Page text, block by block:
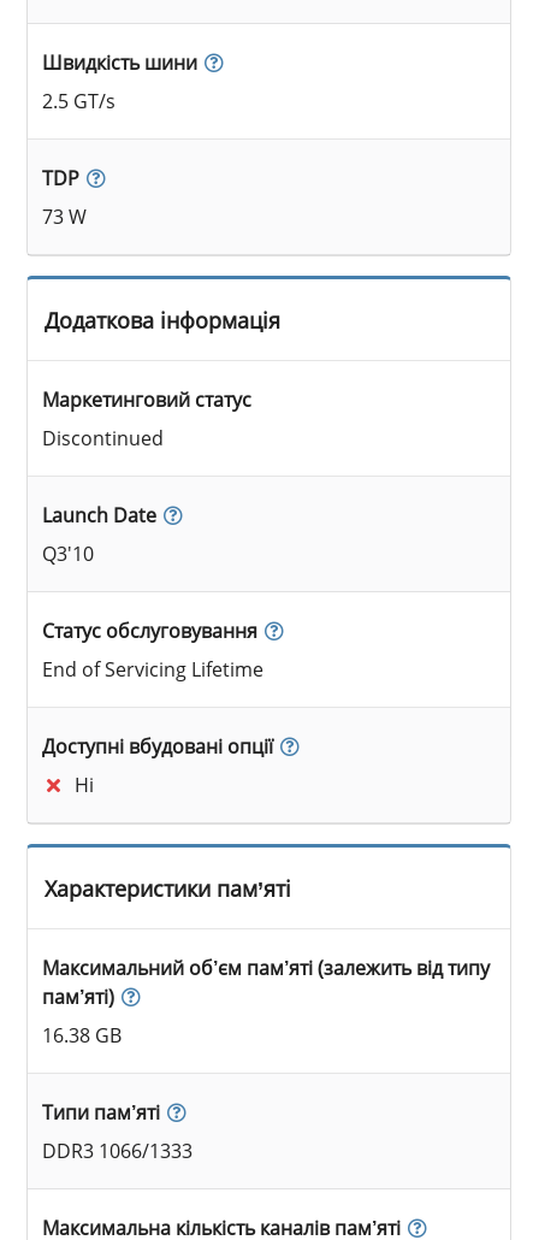
Швидкість шини
2.5 GT/s
TDP
73 W
Додаткова інформація
Маркетинговий статус
Discontinued
Launch Date
Q3'10
Статус обслуговування
End of Servicing Lifetime
Доступні вбудовані опції
Ні
Характеристики пам’яті
Максимальний об’єм пам’яті (залежить від типу
пам’яті)
16.38 GB
Типи пам’яті
DDR3 1066/1333
Максимальна кількість каналів пам’яті